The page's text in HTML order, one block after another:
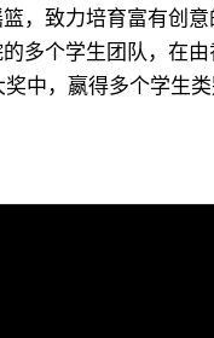
，致力培育富有创
多个学生团队，在
中，嬴得多个学生